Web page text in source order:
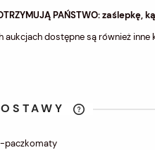
PAŃSTWO:
aukcjach dostępne są również
CENA NIE
paczkomaty